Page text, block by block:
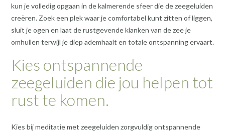
kun je volledig opgaan in de kalmerende sfeer die de zeegeluiden
creëren. Zoek een plek waar je comfortabel kunt zitten of liggen,
sluit je ogen en laat de rustgevende klanken van de zee je
omhullen terwijl je diep ademhaalt en totale ontspanning ervaart.
Kies ontspannende
zeegeluiden die jou helpen tot
rust te komen.
Kies bij meditatie met zeegeluiden zorgvuldig ontspannende